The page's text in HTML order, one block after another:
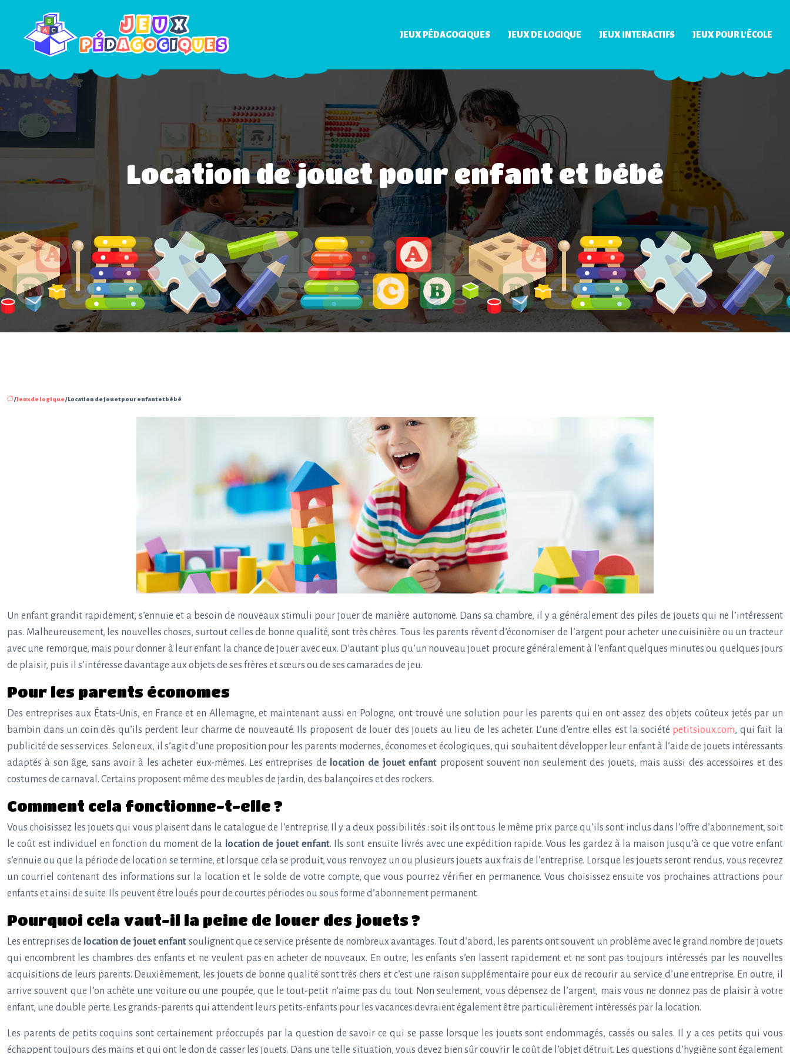
JEUX PÉDAGOGIQUES JEUX DE LOGIQUE JEUX INTERACTIFS JEUX POUR L’ÉCOLE
Location de jouet pour enfant et bébé
/Jeux de logique/ Location de jouet pour enfant et bébé
Un enfant grandit rapidement, s’ennuie et a besoin de nouveaux stimuli pour jouer de manière autonome. Dans sa chambre, il y a généralement des piles de jouets qui ne l’intéressent
pas. Malheureusement, les nouvelles choses, surtout celles de bonne qualité, sont très chères. Tous les parents rêvent d’économiser de l’argent pour acheter une cuisinière ou un tracteur
avec une remorque, mais pour donner à leur enfant la chance de jouer avec eux. D’autant plus qu’un nouveau jouet procure généralement à l’enfant quelques minutes ou quelques jours
de plaisir, puis il s’intéresse davantage aux objets de ses frères et sœurs ou de ses camarades de jeu.
Pour les parents économes
Des entreprises aux États-Unis, en France et en Allemagne, et maintenant aussi en Pologne, ont trouvé une solution pour les parents qui en ont assez des objets coûteux jetés par un
bambin dans un coin dès qu’ils perdent leur charme de nouveauté. Ils proposent de louer des jouets au lieu de les acheter. L’une d’entre elles est la société petitsioux.com, qui fait la
publicité de ses services. Selon eux, il s’agit d’une proposition pour les parents modernes, économes et écologiques, qui souhaitent développer leur enfant à l’aide de jouets intéressants
adaptés à son âge, sans avoir à les acheter eux-mêmes. Les entreprises de
location de jouet enfant proposent souvent non seulement des jouets, mais aussi des accessoires et des
costumes de carnaval. Certains proposent même des meubles de jardin, des balançoires et des rockers.
Comment cela fonctionne-t-elle ?
Vous choisissez les jouets qui vous plaisent dans le catalogue de l’entreprise. Il y a deux possibilités : soit ils ont tous le même prix parce qu’ils sont inclus dans l’offre d’abonnement, soit
le coût est individuel en fonction du moment de la location de jouet enfant. Ils sont ensuite livrés avec une expédition rapide. Vous les gardez à la maison jusqu’à ce que votre enfant
s’ennuie ou que la période de location se termine, et lorsque cela se produit, vous renvoyez un ou plusieurs jouets aux frais de l’entreprise. Lorsque les jouets seront rendus, vous recevrez
un courriel contenant des informations sur la location et le solde de votre compte, que vous pourrez vérifier en permanence. Vous choisissez ensuite vos prochaines attractions pour
enfants et ainsi de suite. Ils peuvent être loués pour de courtes périodes ou sous forme d’abonnement permanent.
Pourquoi cela vaut-il la peine de louer des jouets ?
Les entreprises de location de jouet enfant soulignent que ce service présente de nombreux avantages. Tout d’abord, les parents ont souvent un problème avec le grand nombre de jouets
qui encombrent les chambres des enfants et ne veulent pas en acheter de nouveaux. En outre, les enfants s’en lassent rapidement et ne sont pas toujours intéressés par les nouvelles
acquisitions de leurs parents. Deuxièmement, les jouets de bonne qualité sont très chers et c’est une raison supplémentaire pour eux de recourir au service d’une entreprise. En outre, il
arrive souvent que l’on achète une voiture ou une poupée, que le tout-petit n’aime pas du tout. Non seulement, vous dépensez de l’argent, mais vous ne donnez pas de plaisir à votre
enfant, une double perte. Les grands-parents qui attendent leurs petits-enfants pour les vacances devraient également être particulièrement intéressés par la location.
Les parents de petits coquins sont certainement préoccupés par la question de savoir ce qui se passe lorsque les jouets sont endommagés, cassés ou sales. Il y a ces petits qui vous
échappent toujours des mains et qui ont le don de casser les jouets. Dans une telle situation, vous devez bien sûr couvrir le coût de l’objet détruit. Les questions d’hygiène sont également